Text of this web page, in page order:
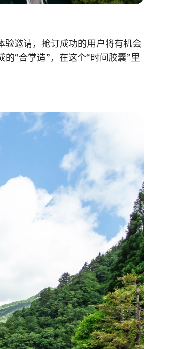
邀请，抢订成功的用户将有机会
“合掌造”，在这个“时间胶囊”里